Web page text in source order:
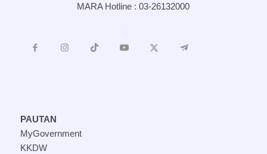
MARA Hotline : 03-26132000
PAUTAN
MyGovernment
KKDW